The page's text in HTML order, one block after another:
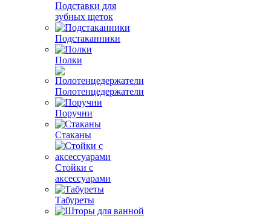
Подставки для
зубных щеток
Подстаканники
Полки
Полотенцедержатели
Поручни
Стаканы
Стойки с
аксессуарами
Табуреты